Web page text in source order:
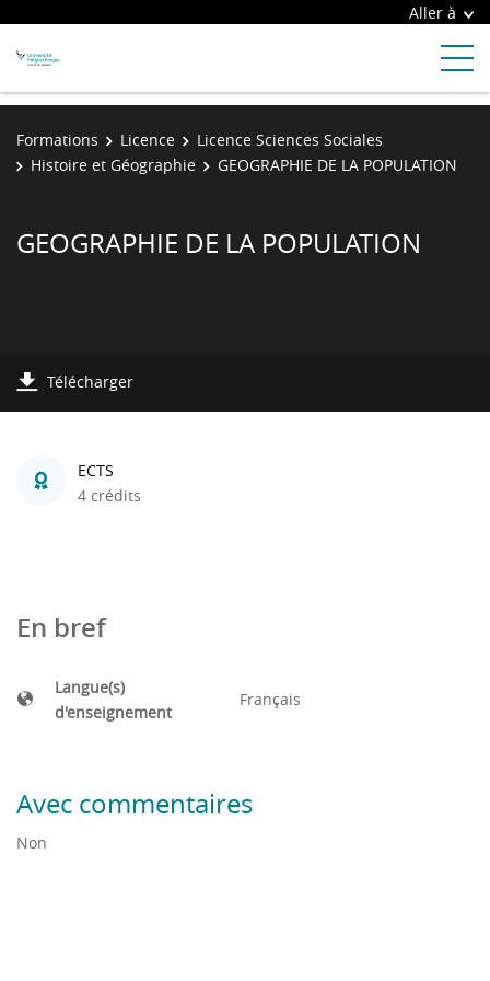
Aller à
Formations Licence
Licence Sciences Sociales
Histoire et Géographie
GEOGRAPHIE DE LA POPULATION
GEOGRAPHIE DE LA POPULATION
Télécharger
ECTS
4 crédits
En bref
Langue(s)
d'enseignement
Français
Avec commentaires
Non